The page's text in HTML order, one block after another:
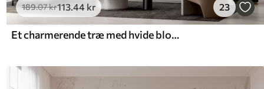
189.07kr113.44 kr 23
Et charmerende træ med hvide blomster på baggrund af skyer i en interessant stil i sarte varme farver